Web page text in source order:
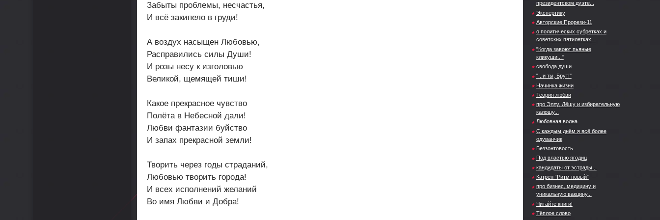
Забыты проблемы, несчастья,
И всё закипело в груди!
А воздух насыщен Любовью,
Расправились силы Души!
И розы несу к изголовью
Великой, щемящей тиши!
Какое прекрасное чувство
Полёта в Небесной дали!
Любви фантазии буйство
И запах прекрасной земли!
Творить через годы страданий,
Любовью творить города!
И всех исполнений желаний
Во имя Любви и Добра!
президентском дуэте...
Экспертику
Авторские Прорези-11
о политических субретках и
советских пятилетках...
"Когда завоют пьяные
кликуши..."
свобода души
"...и ты, Брут!"
Начинка жизни
Теория любви
про Эллу, Лёшу и избирательную
калошу...
Любовная волна
С каждым днём я всё более
одуванчик
Беззонтовость
Под властью ягодиц
кандидаты от эстрады...
Катрен “Ритм новый”
про бизнес, медицину и
уникальную вакцину...
Читайте книги!
Тёплое слово